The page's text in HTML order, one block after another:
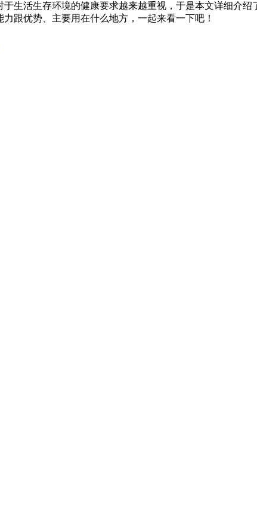
对于生活生存环境的健康要求越来越重视，于是本文详细
优势、主要用在什么地方，一起来看一下吧！